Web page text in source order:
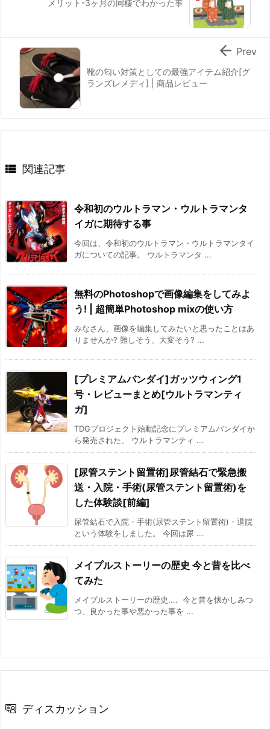
メリット-3ヶ月の同棲でわかった事
靴の匂い対策としての最強アイテム紹介[グ
ランズレメディ] | 商品レビュー
 Prev
 関連記事
令和初のウルトラマン・ウルトラマンタ
イガに期待する事
今回は、令和初のウルトラマン・ウルトラマンタイ
ガについての記事。 ウルトラマンタ ...
無料のPhotoshopで画像編集をしてみよ
う! | 超簡単Photoshop mixの使い方
みなさん、画像を編集してみたいと思ったことはあ
りませんか? 難しそう、大変そう? ...
[プレミアムバンダイ]ガッツウィング1
号・レビューまとめ[ウルトラマンティ
ガ]
TDGプロジェクト始動記念にプレミアムバンダイか
ら発売された、 ウルトラマンティ ...
[尿管ステント留置術]尿管結石で緊急搬
送・入院・手術(尿管ステント留置術)を
した体験談[前編]
尿管結石で入院・手術(尿管ステント留置術)・退院
という体験をしました。 今回は尿 ...
メイプルストーリーの歴史 今と昔を比べ
てみた
メイプルストーリーの歴史.... 今と昔を懐かしみつ
つ、良かった事や悪かった事を ...
ディスカッション